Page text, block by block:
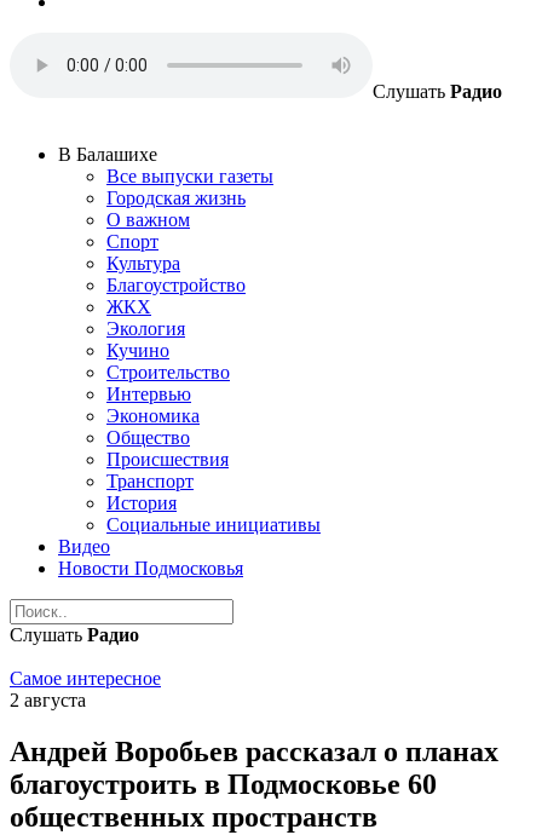
Слушать Радио
В Балашихе
Все выпуски газеты
Городская жизнь
О важном
Спорт
Культура
Благоустройство
ЖКХ
Экология
Кучино
Строительство
Интервью
Экономика
Общество
Происшествия
Транспорт
История
Социальные инициативы
Видео
Новости Подмосковья
Слушать Радио
Самое интересное
2 августа
Андрей Воробьев рассказал о планах
благоустроить в Подмосковье 60
общественных пространств